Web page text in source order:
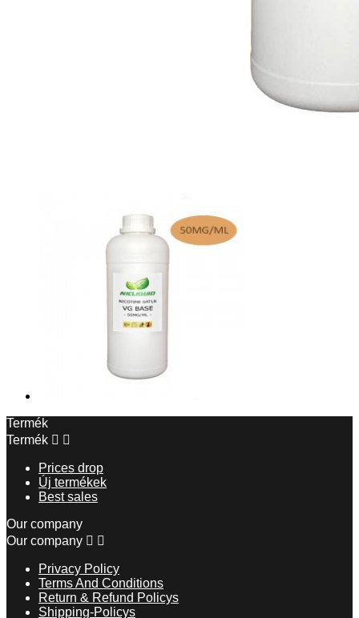
Termék
Termék  
Prices drop
Új termékek
Best sales
Our company
Our company  
Privacy Policy
Terms And Conditions
Return & Refund Policys
Shipping-Policys